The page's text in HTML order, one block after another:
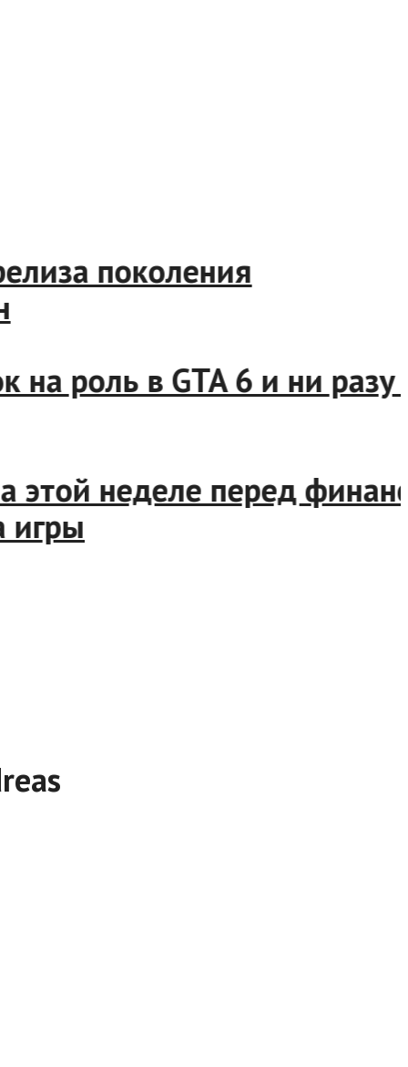
поколения
роль в GTA 6 и ни разу
неделе перед